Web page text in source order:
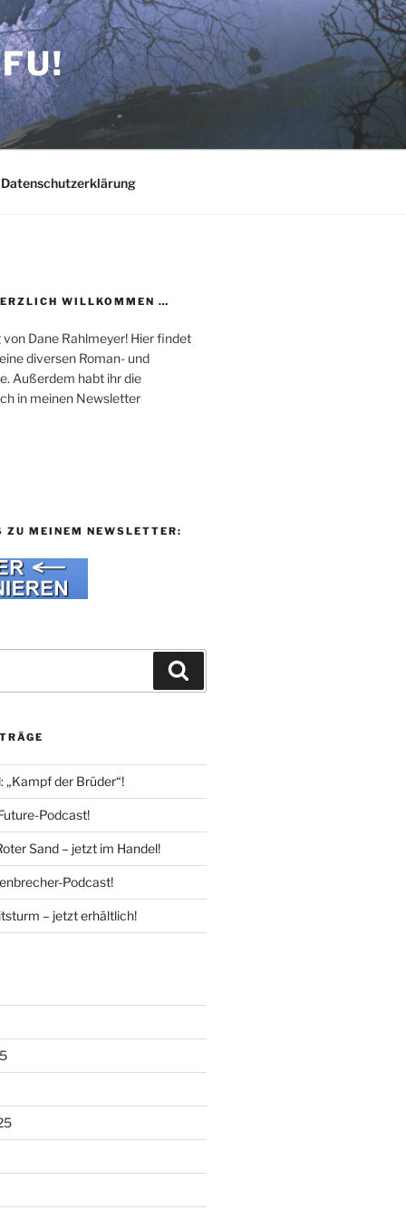
Datenschutzerklärung
WILLKOMMEN …
Dane Rahlmeyer! Hier findet
diversen Roman- und
Außerdem habt ihr die
in meinen Newsletter
ZU MEINEM NEWSLETTER:
„Kampf der Brüder“!
Podcast!
Sand – jetzt im Handel!
Podcast!
– jetzt erhältlich!